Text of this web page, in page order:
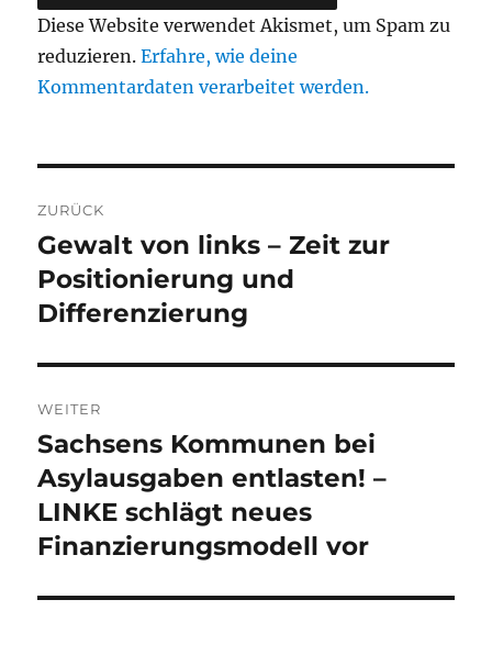
Diese Website verwendet Akismet, um Spam zu
reduzieren.Erfahre, wie deine
Kommentardaten verarbeitet werden.
ZURÜCK
Vorheriger
Beitrag:
Gewalt von links – Zeit zur
Positionierung und
Differenzierung
WEITER
Nächster
Beitrag:
Sachsens Kommunen bei
Asylausgaben entlasten! –
LINKE schlägt neues
Finanzierungsmodell vor